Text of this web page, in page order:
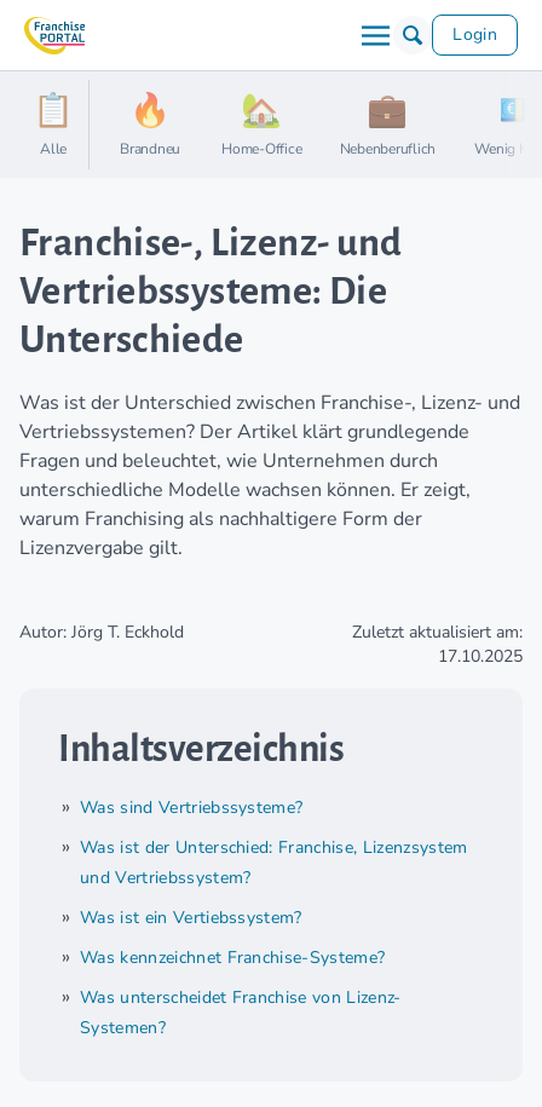
Login
Alle Brandneu Home-Office Nebenberuflich Wenig
Franchise-, Lizenz- und
Vertriebssysteme: Die
Unterschiede
Was ist der Unterschied zwischen Franchise-, Lizenz- und
Vertriebssystemen? Der Artikel klärt grundlegende
Fragen und beleuchtet, wie Unternehmen durch
unterschiedliche Modelle wachsen können. Er zeigt,
warum Franchising als nachhaltigere Form der
Lizenzvergabe gilt.
Autor: Jörg T. Eckhold
Zuletzt aktualisiert am:
17.10.2025
Inhaltsverzeichnis
Was sind Vertriebssysteme?
Was ist der Unterschied: Franchise, Lizenzsystem
und Vertriebssystem?
Was ist ein Vertiebssystem?
Was kennzeichnet Franchise-Systeme?
Was unterscheidet Franchise von Lizenz-
Systemen?